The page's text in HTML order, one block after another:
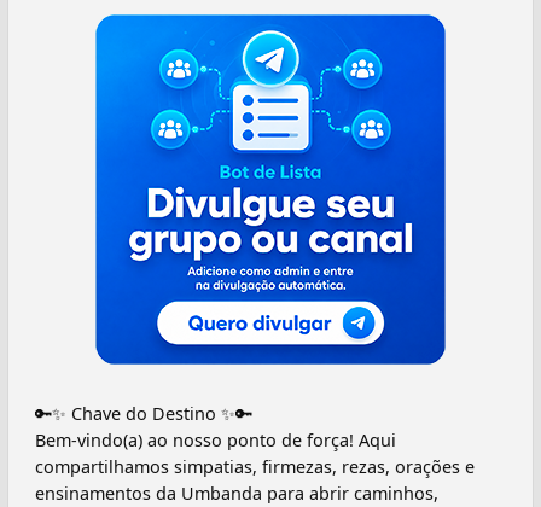
🔑✨ Chave do Destino ✨🔑
Bem-vindo(a) ao nosso ponto de força! Aqui
compartilhamos simpatias, firmezas, rezas, orações e
ensinamentos da Umbanda para abrir caminhos,